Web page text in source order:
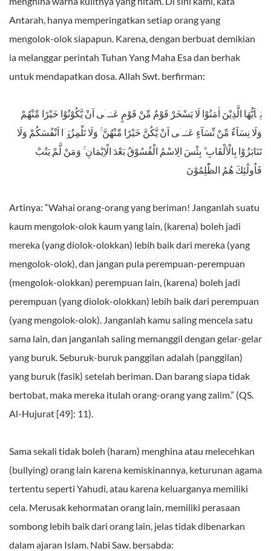
Antarah, hanya memperingatkan setiap orang yang
mengolok-olok siapapun. Karena, dengan berbuat demikian
ia melanggar perintah Tuhan Yang Maha Esa dan berhak
untuk mendapatkan dosa. Allah Swt. berfirman:
يٰۤاَيُّهَا الَّذِيْنَ اٰمَنُوْا لَا يَسْخَرْ قَوْمٌ مِّنْ قَوْمٍ عَسٰۤى اَنْ يَّكُوْنُوْا خَيْرًا مِّنْهُمْ
وَلَا نِسَآءٌ مِّنْ نِّسَآءٍ عَسٰۤى اَنْ يَّكُنَّ خَيْرًا مِّنْهُنَّ ۚ وَلَا تَلْمِزُوْۤا اَنْفُسَكُمْ وَلَا
تَنَابَزُوْا بِالْاَلْقَابِ ۗ بِئْسَ الِاسْمُ الْفُسُوْقُ بَعْدَ الْاِيْمَانِ ۚ وَمَنْ لَّمْ يَتُبْ
فَاُولٰٓئِكَ هُمُ الظّٰلِمُوْنَ
Artinya: “Wahai orang-orang yang beriman! Janganlah suatu
kaum mengolok-olok kaum yang lain, (karena) boleh jadi
mereka (yang diolok-olokkan) lebih baik dari mereka (yang
mengolok-olok), dan jangan pula perempuan-perempuan
(mengolok-olokkan) perempuan lain, (karena) boleh jadi
perempuan (yang diolok-olokkan) lebih baik dari perempuan
(yang mengolok-olok). Janganlah kamu saling mencela satu
sama lain, dan janganlah saling memanggil dengan gelar-gelar
yang buruk. Seburuk-buruk panggilan adalah (panggilan)
yang buruk (fasik) setelah beriman. Dan barang siapa tidak
bertobat, maka mereka itulah orang-orang yang zalim.” (QS.
Al-Hujurat [49]: 11).
Sama sekali tidak boleh (haram) menghina atau melecehkan
(bullying) orang lain karena kemiskinannya, keturunan agama
tertentu seperti Yahudi, atau karena keluarganya memiliki
cela. Merusak kehormatan orang lain, memiliki perasaan
sombong lebih baik dari orang lain, jelas tidak dibenarkan
dalam ajaran Islam. Nabi Saw. bersabda: